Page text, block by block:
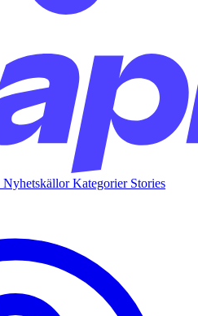
NyhetskällorKategorier Stories